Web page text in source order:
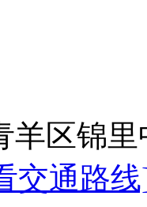
羊区锦
交通路